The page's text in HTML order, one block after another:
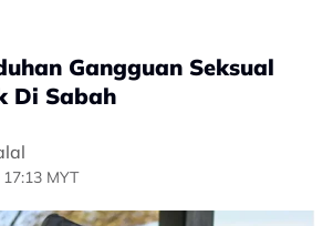
Gangguan Seksual
Di Sabah
MYT